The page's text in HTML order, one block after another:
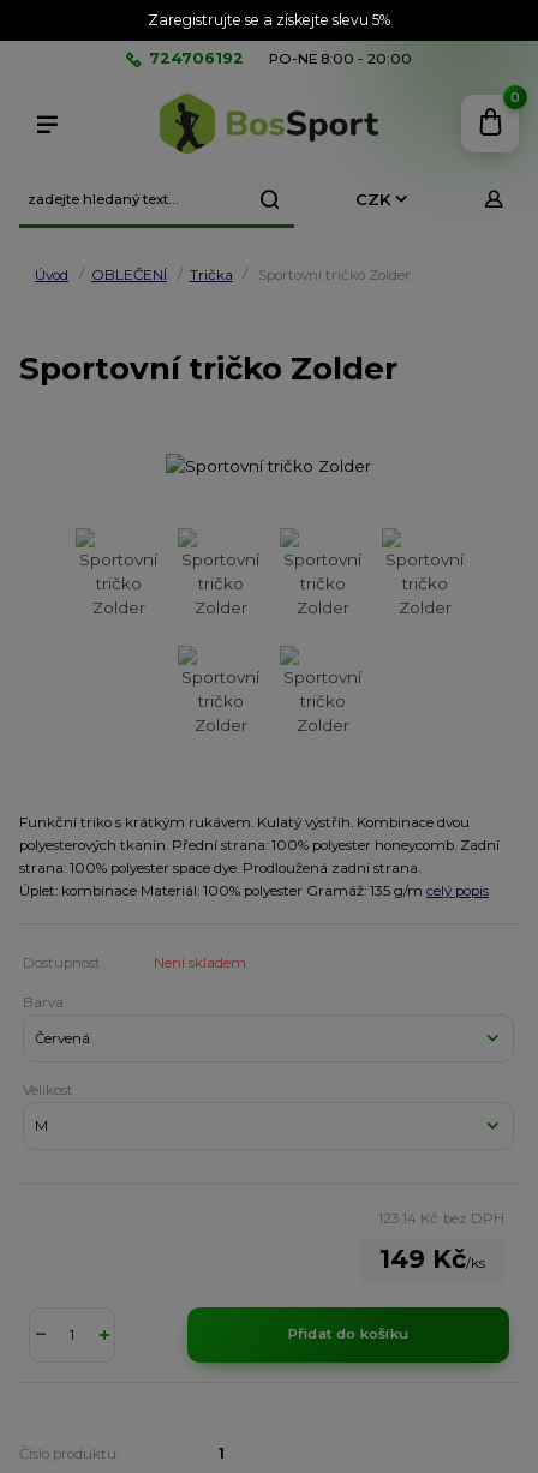
Zaregistrujte se a získejte slevu 5%
CZK
724706192 PO-NE 8:00 - 20:00
0
Úvod OBLEČENÍ Trička Sportovní tričko Zolder
Sportovní tričko Zolder
Funkční triko s krátkým rukávem. Kulatý výstřih. Kombinace dvou
polyesterových tkanin. Přední strana: 100% polyester honeycomb. Zadní
strana: 100% polyester space dye. Prodloužená zadní strana.
Úplet: kombinace Materiál: 100% polyester Gramáž: 135 g/m celý popis
Dostupnost Není skladem
Barva
Velikost
149 Kč/ks
123,14 Kč bez DPH
Přidat do košíku
Číslo produktu: 1